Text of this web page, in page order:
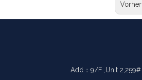
Add：9/F ,Unit